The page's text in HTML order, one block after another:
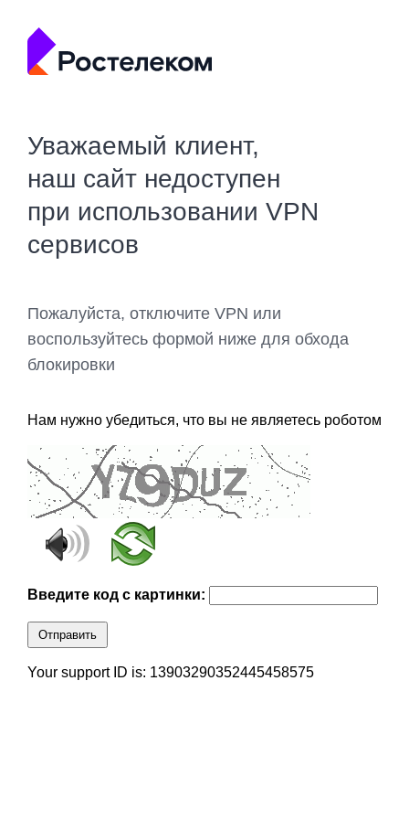
Уважаемый клиент,
наш сайт недоступен
при использовании VPN
сервисов
Пожалуйста, отключите VPN или
воспользуйтесь формой ниже для обхода
блокировки
Нам нужно убедиться, что вы не являетесь роботом
Введите код с картинки:
Отправить
Your support ID is: 13903290352445458575